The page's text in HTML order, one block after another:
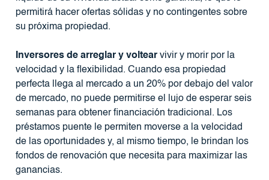
permitirá hacer ofertas sólidas y no contingentes sobre
su próxima propiedad.
Inversores de arreglar y voltearvivir y morir por la
velocidad y la flexibilidad. Cuando esa propiedad
perfecta llega al mercado a un 20% por debajo del valor
de mercado, no puede permitirse el lujo de esperar seis
semanas para obtener financiación tradicional. Los
préstamos puente le permiten moverse a la velocidad
de las oportunidades y, al mismo tiempo, le brindan los
fondos de renovación que necesita para maximizar las
ganancias.